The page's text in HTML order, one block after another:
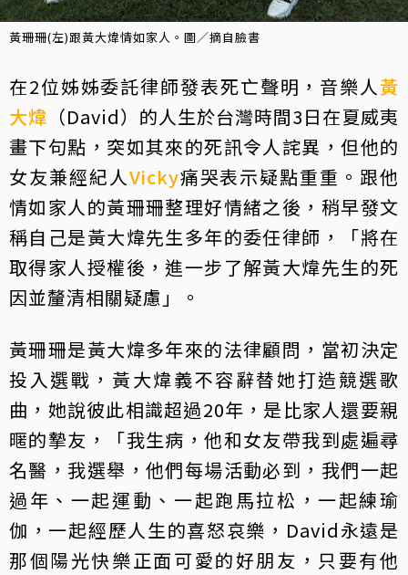
黃珊珊(左)跟黃大煒情如家人。圖／摘自臉書
在2位姊姊委託律師發表死亡聲明，音樂人黃
大煒 （David）的人生於台灣時間3日在夏威夷
畫下句點，突如其來的死訊令人詫異，但他的
女友兼經紀人Vicky痛哭表示疑點重重。跟他
情如家人的黃珊珊整理好情緒之後，稍早發文
稱自己是黃大煒先生多年的委任律師，「將在
取得家人授權後，進一步了解黃大煒先生的死
因並釐清相關疑慮」。
黃珊珊是黃大煒多年來的法律顧問，當初決定
投入選戰，黃大煒義不容辭替她打造競選歌
曲，她說彼此相識超過20年，是比家人還要親
暱的摯友，「我生病，他和女友帶我到處遍尋
名醫，我選舉，他們每場活動必到，我們一起
過年、一起運動、一起跑馬拉松，一起練瑜
伽，一起經歷人生的喜怒哀樂，David永遠是
那個陽光快樂正面可愛的好朋友，只要有他